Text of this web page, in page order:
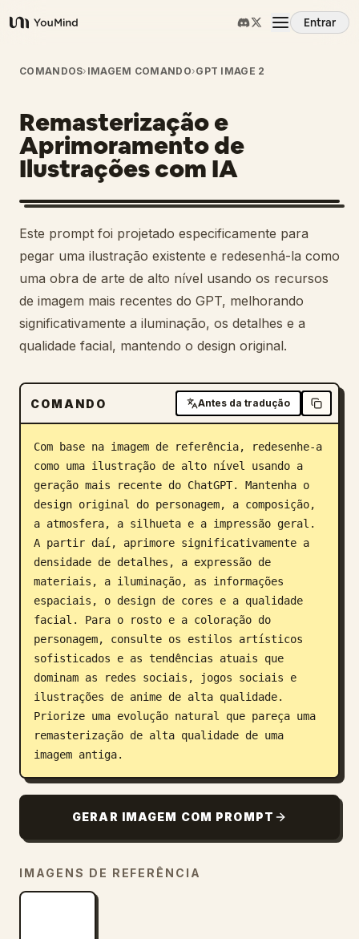
YouMind
Entrar
Visão Geral
Casos de Uso
Habilidades
Prompts
Preços
Baixar
Blog
COMANDOS› IMAGEM COMANDO›GPT IMAGE 2
Remasterização e
Aprimoramento de
Ilustrações com IA
Este prompt foi projetado especificamente para
pegar uma ilustração existente e redesenhá-la como
uma obra de arte de alto nível usando os recursos
de imagem mais recentes do GPT, melhorando
significativamente a iluminação, os detalhes e a
qualidade facial, mantendo o design original.
COMANDO Antes da tradução
Com base na imagem de referência, redesenhe-a
como uma ilustração de alto nível usando a
geração mais recente do ChatGPT. Mantenha o
design original do personagem, a composição,
a atmosfera, a silhueta e a impressão geral.
A partir daí, aprimore significativamente a
densidade de detalhes, a expressão de
materiais, a iluminação, as informações
espaciais, o design de cores e a qualidade
facial. Para o rosto e a coloração do
personagem, consulte os estilos artísticos
sofisticados e as tendências atuais que
dominam as redes sociais, jogos sociais e
ilustrações de anime de alta qualidade.
Priorize uma evolução natural que pareça uma
remasterização de alta qualidade de uma
imagem antiga.
GERAR IMAGEM COM PROMPT
IMAGENS DE REFERÊNCIA